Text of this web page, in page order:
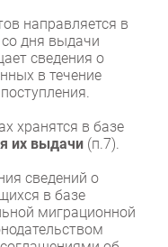
направляется в
дня выдачи
сведения о
в течение
хранятся в базе
их выдачи (п.7).
сведений о
в базе
миграционной